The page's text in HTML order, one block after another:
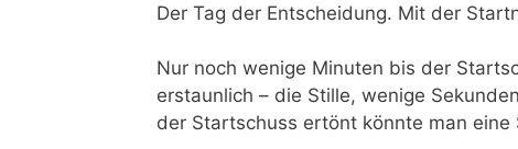
Der Tag der Entscheidung. Mit der
Nur noch wenige Minuten bis der
erstaunlich – die Stille, wenige
der Startschuss ertönt könnte man